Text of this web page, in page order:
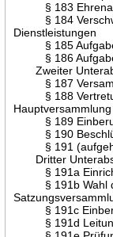
§ 183
§ 184
Dienstleistungen
§ 185
§ 186
Zweiter
§ 187
§ 188
Hauptversammlung
§ 189
§ 190
§ 191
Dritter
§ 191a
§ 191b Wahl
§ 191c
§ 191d Leitung